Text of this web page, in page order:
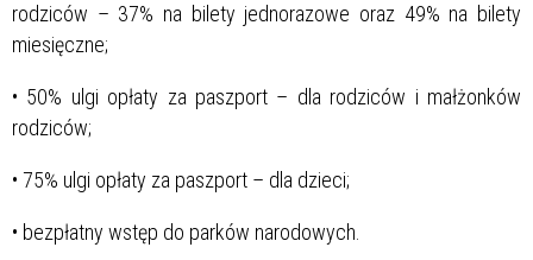
rodziców – 37% na bilety jednorazowe oraz 49% na bilety
miesięczne;
• 50% ulgi opłaty za paszport – dla rodziców i małżonków
rodziców;
• 75% ulgi opłaty za paszport – dla dzieci;
• bezpłatny wstęp do parków narodowych.